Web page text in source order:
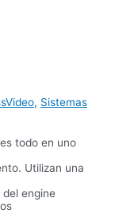
, Sistemas
todo en uno
Utilizan una
engine